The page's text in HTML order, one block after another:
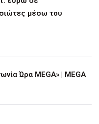
μέσω του
Ώρα MEGA» | MEGA